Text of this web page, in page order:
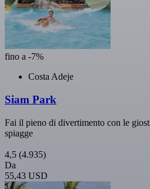
fino a -7%
Costa Adeje
Siam Park
Fai il pieno di divertimento con le
spiagge
4,5 (4.935)
Da
55,43 USD